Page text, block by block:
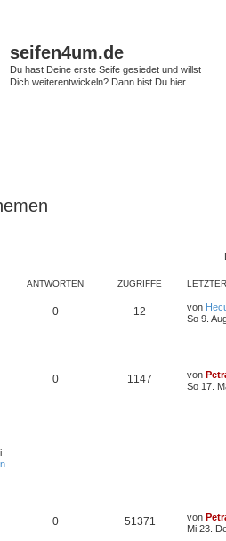
seifen4um.de
Du hast Deine erste Seife gesiedet und willst
Dich weiterentwickeln? Dann bist Du hier
ANTWORTEN ZUGRIFFE
0 12 von
So 9.
0 1147 von
So 17.
0 51371 von
Mi 23.